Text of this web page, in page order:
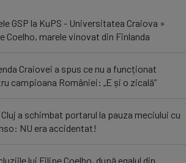
GSP la KuPS - Universitatea Craiova »
Coelho, marele vinovat din Finlanda
Craiovei a spus ce nu a funcționat
campioana României: „E și o zicală”
Cluj a schimbat portarul la pauza meciului cu
NU era accidentat!
lui Filipe Coelho, după egalul din